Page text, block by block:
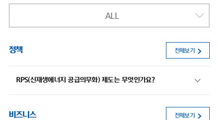
ALL
정책 전체보기
RPS(신재생에너지 공급의무화) 제도는 무엇인가요?
비즈니스 전체보기